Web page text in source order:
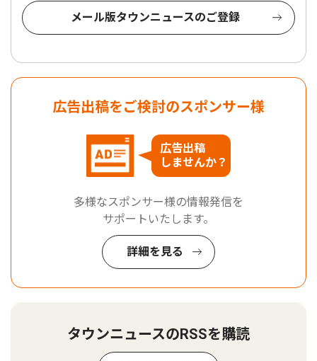
メール版タウンニュースのご登録
広告出稿をご検討のスポンサー様
広告出稿
しませんか？
多様なスポンサー様の情報発信を
サポートいたします。
詳細を見る
タウンニュースのRSSを購読